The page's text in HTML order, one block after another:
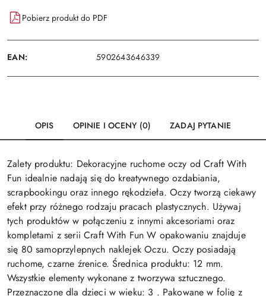
Pobierz produkt do PDF
EAN: 5902643646339
OPIS OPINIE I OCENY (0) ZADAJ PYTANIE
Zalety produktu: Dekoracyjne ruchome oczy od Craft With
Fun idealnie nadają się do kreatywnego ozdabiania,
scrapbookingu oraz innego rękodzieła. Oczy tworzą ciekawy
efekt przy różnego rodzaju pracach plastycznych. Używaj
tych produktów w połączeniu z innymi akcesoriami oraz
kompletami z serii Craft With Fun W opakowaniu znajduje
się 80 samoprzylepnych naklejek Oczu. Oczy posiadają
ruchome, czarne źrenice. Średnica produktu: 12 mm.
Wszystkie elementy wykonane z tworzywa sztucznego.
Przeznaczone dla dzieci w wieku: 3 . Pakowane w folię z